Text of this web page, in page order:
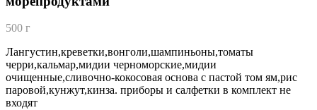
500 г
Лангустин,креветки,вонголи,шампиньоны,томаты
черри,кальмар,мидии черноморские,мидии
очищенные,сливочно-кокосовая основа с пастой том ям,рис
паровой,кунжут,кинза. приборы и салфетки в комплект не
входят